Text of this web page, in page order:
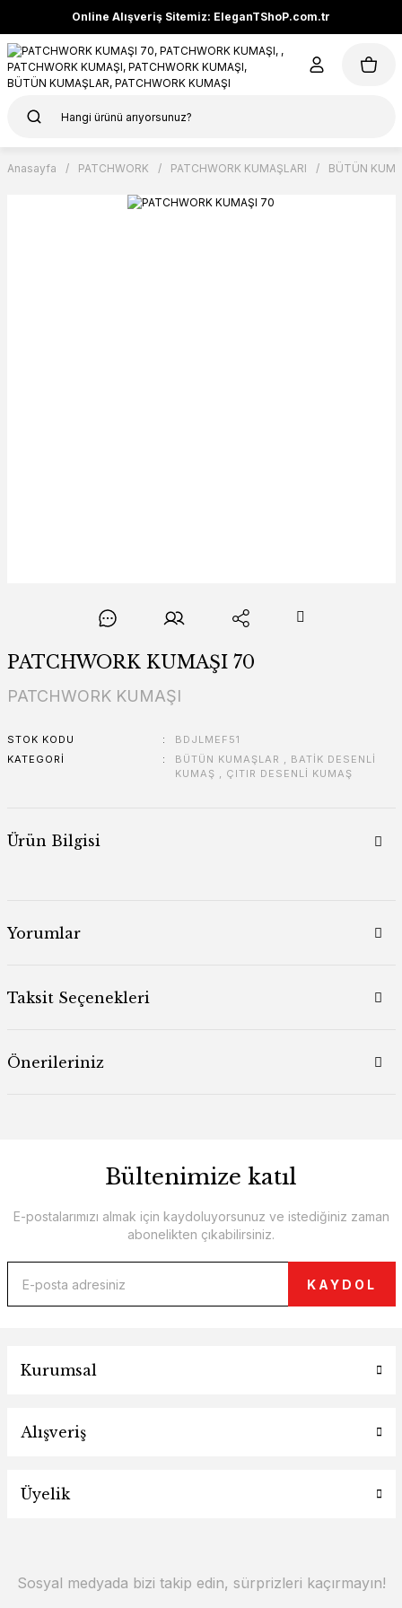
Online Alışveriş Sitemiz: EleganTShoP.com.tr
Anasayfa PATCHWORK PATCHWORK KUMAŞLARI BÜTÜN
PATCHWORK KUMAŞI 70
PATCHWORK KUMAŞI
STOK KODU
BDJLMEF51
KATEGORI
BÜTÜN KUMAŞLAR , BATİK DESENLİ
KUMAŞ , ÇITIR DESENLİ KUMAŞ
Ürün Bilgisi
Yorumlar
Taksit Seçenekleri
Önerileriniz
Bültenimize katıl
E-postalarımızı almak için kaydoluyorsunuz ve istediğiniz zaman
abonelikten çıkabilirsiniz.
KAYDOL
Kurumsal
Alışveriş
Üyelik
Sosyal medyada bizi takip edin, sürprizleri kaçırmayın!